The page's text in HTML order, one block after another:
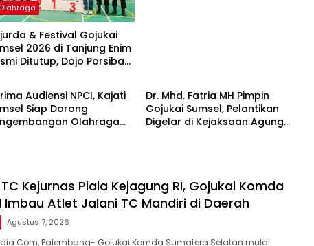
& Festival Gojukai
2026 di Tanjung Enim
Ditutup, Dojo Porsiba
Audiensi NPCI, Kajati
Siap Dorong
Olahraga
Dr. Mhd. Fatria MH Pimpin
Gojukai Sumsel, Pelantikan
Digelar di Kejaksaan Agung
Kejurnas Piala Kejagung RI, Gojukai Komda
Imbau Atlet Jalani TC Mandiri di Daerah
Agustus 7, 2026
Palembang- Gojukai Komda Sumatera Selatan mulai